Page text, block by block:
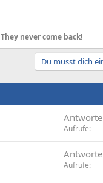
They never come back!
Du musst dich
Aufrufe
Aufrufe